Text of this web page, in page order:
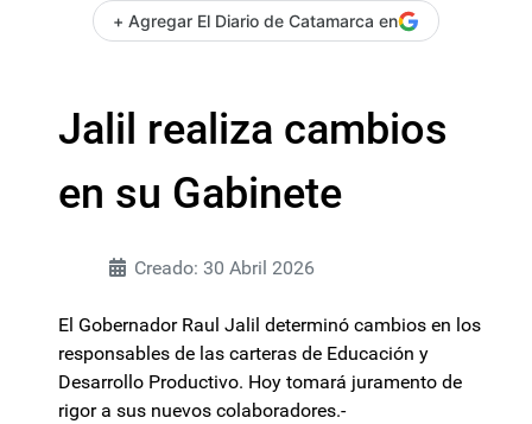
+ Agregar El Diario de Catamarca en
Jalil realiza cambios
en su Gabinete
Creado: 30 Abril 2026
El Gobernador Raul Jalil determinó cambios en los
responsables de las carteras de Educación y
Desarrollo Productivo. Hoy tomará juramento de
rigor a sus nuevos colaboradores.-